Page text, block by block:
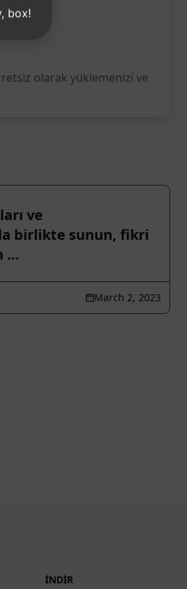
olarak yüklemenizi ve
ve
birlikte sunun, fikri
…
March 2, 2023
İNDIR
box!